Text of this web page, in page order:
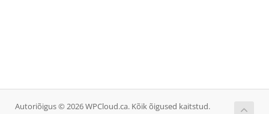
Autoriõigus © 2026 WPCloud.ca. Kõik õigused kaitstud.